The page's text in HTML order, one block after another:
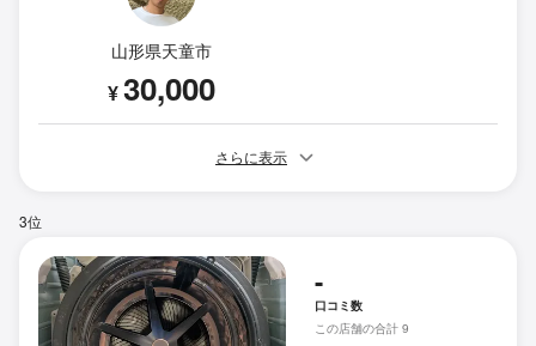
山形県天童市
¥30,000
さらに表示
3位
-
口コミ数
この店舗の合計 9